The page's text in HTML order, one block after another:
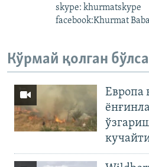
skype: khurmatskype
facebook:Khurmat
Кўрмай қолган
Европа